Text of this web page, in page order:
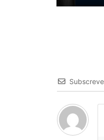
Subscreve